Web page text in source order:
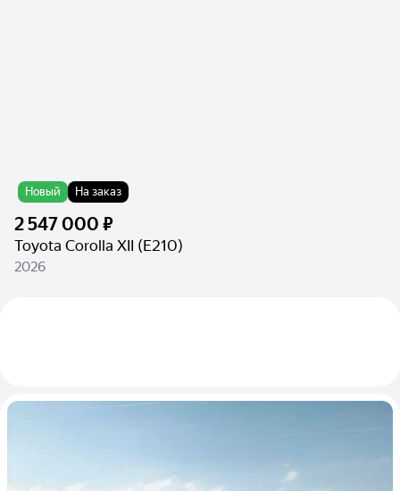
Новый На заказ
2 547 000 ₽
Toyota Corolla XII (E210)
2026